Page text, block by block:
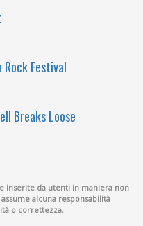
Rock Festival
Breaks Loose
inserite da utenti in maniera non
alcuna responsabilità
o correttezza.